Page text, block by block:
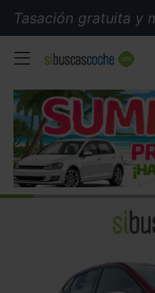
gratuita y muy
MENÚ